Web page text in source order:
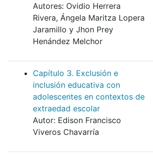
Autores: Ovidio Herrera
Rivera, Ángela Maritza Lopera
Jaramillo y Jhon Prey
Henández Melchor
Capítulo 3. Exclusión e
inclusión educativa con
adolescentes en contextos de
extraedad escolar
Autor: Edison Francisco
Viveros Chavarría